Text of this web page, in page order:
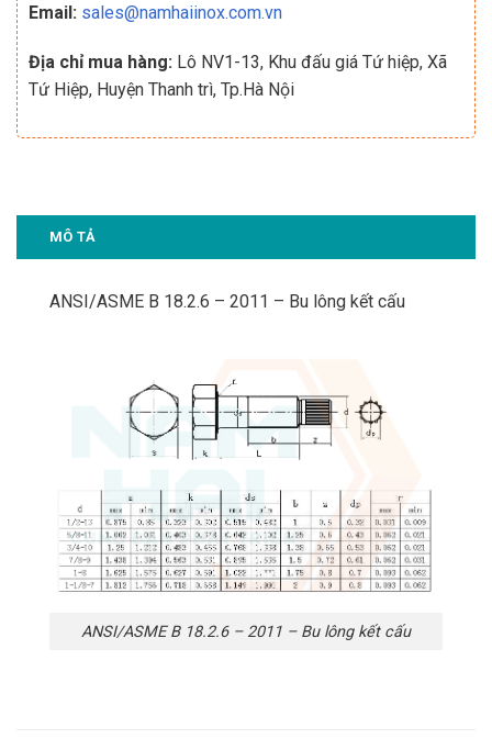
Email: sales@namhaiinox.com.vn
Địa chỉ mua hàng: Lô NV1-13, Khu đấu giá Tứ hiệp, Xã
Tứ Hiệp, Huyện Thanh trì, Tp.Hà Nội
MÔ TẢ
ANSI/ASME B 18.2.6 – 2011 – Bu lông kết cấu
ANSI/ASME B 18.2.6 – 2011 – Bu lông kết cấu